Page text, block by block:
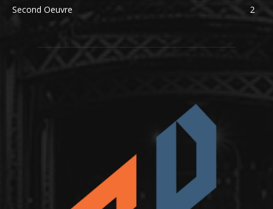
Second Oeuvre
2